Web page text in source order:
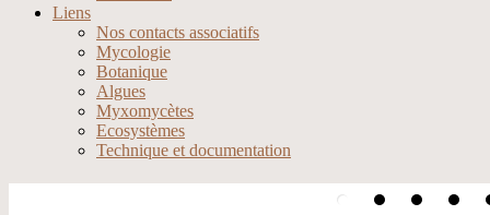
Liens
Nos contacts associatifs
Mycologie
Botanique
Algues
Myxomycètes
Ecosystèmes
Technique et documentation